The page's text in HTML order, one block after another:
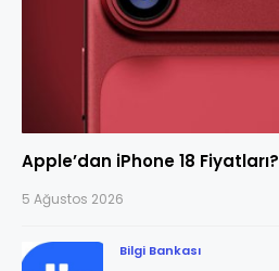
Apple’dan iPhone 18 Fiyatları?
5 Ağustos 2026
Bilgi Bankası